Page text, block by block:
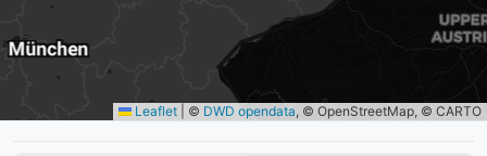
Leaflet © DWD opendata, © OpenStreetMap, © CARTO